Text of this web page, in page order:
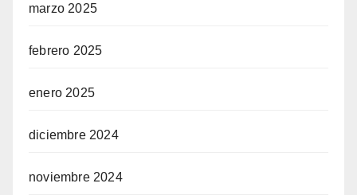
marzo 2025
febrero 2025
enero 2025
diciembre 2024
noviembre 2024